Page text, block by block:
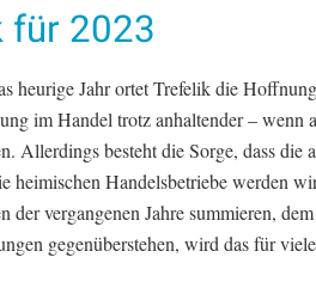
für 2023
heurige Jahr ortet Trefelik die
im Handel trotz anhaltender – wenn
Allerdings besteht die Sorge, dass die
heimischen Handelsbetriebe werden
der vergangenen Jahre summieren,
gegenüberstehen, wird das für